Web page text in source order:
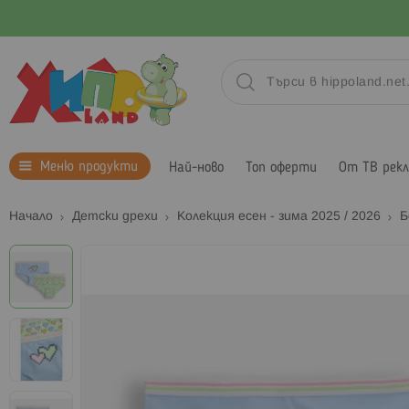
Меню продукти Най-ново Топ оферти От ТВ
Начало Детски дрехи Колекция есен - зима 2025 / 2026
Преминете
към
края
на
галерията
на
изображенията